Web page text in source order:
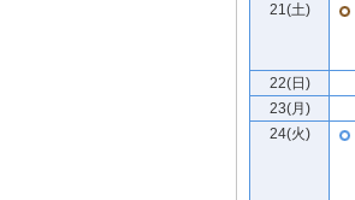
21(土)
22(日)
23(月)
24(火)